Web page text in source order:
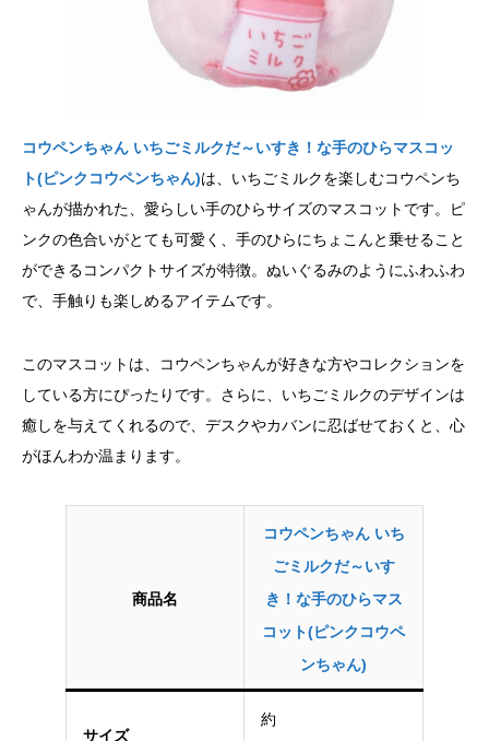
コウペンちゃん いちごミルクだ～いすき！な手のひらマスコッ
ト(ピンクコウペンちゃん)は、いちごミルクを楽しむコウペンち
ゃんが描かれた、愛らしい手のひらサイズのマスコットです。ピ
ンクの色合いがとても可愛く、手のひらにちょこんと乗せること
ができるコンパクトサイズが特徴。ぬいぐるみのようにふわふわ
で、手触りも楽しめるアイテムです。
このマスコットは、コウペンちゃんが好きな方やコレクションを
している方にぴったりです。さらに、いちごミルクのデザインは
癒しを与えてくれるので、デスクやカバンに忍ばせておくと、心
がほんわか温まります。
商品名
コウペンちゃん いち
ごミルクだ～いす
き！な手のひらマス
コット(ピンクコウペ
ンちゃん)
サイズ
約